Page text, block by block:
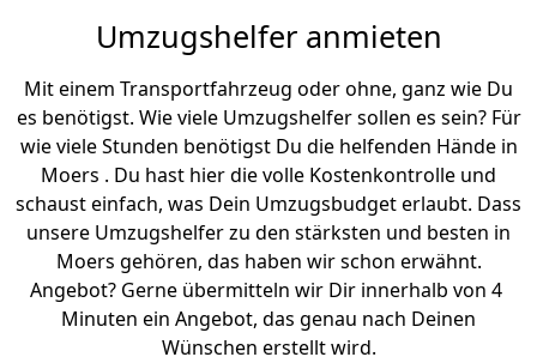
Umzugshelfer anmieten
Mit einem Transportfahrzeug oder ohne, ganz wie Du
es benötigst. Wie viele Umzugshelfer sollen es sein? Für
wie viele Stunden benötigst Du die helfenden Hände in
Moers . Du hast hier die volle Kostenkontrolle und
schaust einfach, was Dein Umzugsbudget erlaubt. Dass
unsere Umzugshelfer zu den stärksten und besten in
Moers gehören, das haben wir schon erwähnt.
Angebot? Gerne übermitteln wir Dir innerhalb von 4
Minuten ein Angebot, das genau nach Deinen
Wünschen erstellt wird.